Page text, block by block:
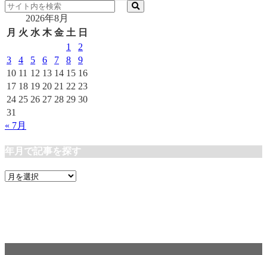
テ
リ
2026年8月
月 火 水 木 金 土 日
1
2
3
4 5 6 7 8
9
10 11 12 13 14 15 16
17 18 19 20 21 22 23
24 25 26 27 28 29 30
31
« 7月
年月で記事を探す
年